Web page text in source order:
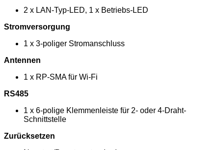
2 x LAN-Typ-LED, 1 x Betriebs-LED
Stromversorgung
1 x 3-poliger Stromanschluss
Antennen
1 x RP-SMA für Wi-Fi
RS485
1 x 6-polige Klemmenleiste für 2- oder 4-Draht-
Schnittstelle
Zurücksetzen